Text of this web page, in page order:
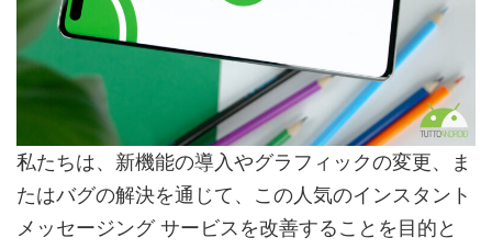
私たちは、新機能の導入やグラフィックの変更、ま
たはバグの解決を通じて、この人気のインスタント
メッセージング サービスを改善することを目的と